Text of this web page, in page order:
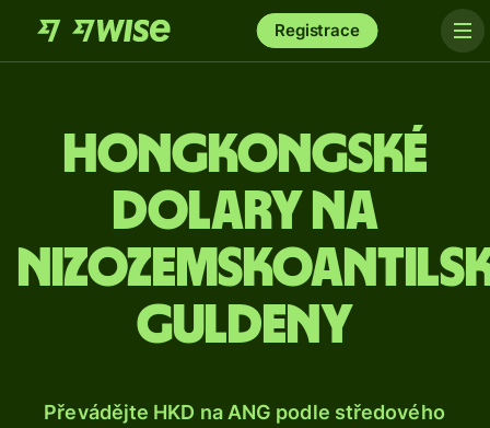
Registrace
Hongkongské
dolary na
guldeny
Převádějte HKD na ANG podle středového